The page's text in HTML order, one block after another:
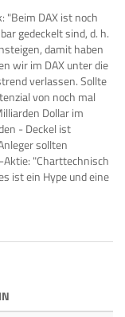
"Beim DAX ist noch
gedeckelt sind, d. h.
damit haben
wir im DAX unter die
verlassen. Sollte
von noch mal
Dollar im
- Deckel ist
sollten
Aktie: "Charttechnisch
ist ein Hype und eine